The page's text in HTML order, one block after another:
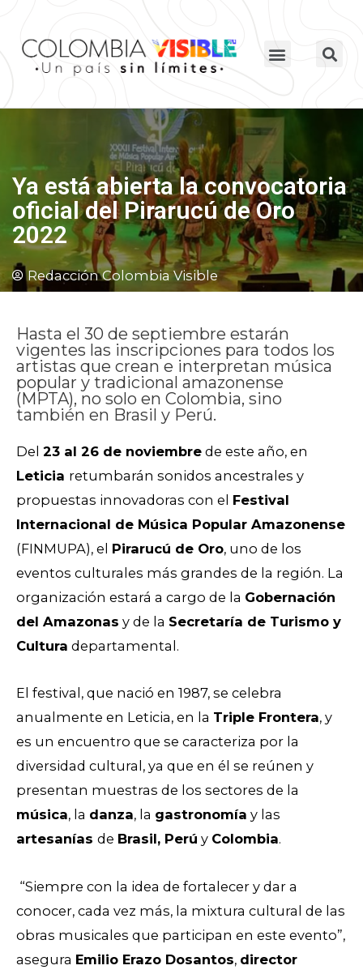
Ya está abierta la convocatoria
oficial del Pirarucú de Oro
2022
Redacción Colombia Visible
Hasta el 30 de septiembre estarán
vigentes las inscripciones para todos los
artistas que crean e interpretan música
popular y tradicional amazonense
(MPTA), no solo en Colombia, sino
también en Brasil y Perú.
Del 23 al 26 de noviembre de este año, en
Leticia retumbarán sonidos ancestrales y
propuestas innovadoras con el Festival
Internacional de Música Popular Amazonense
(FINMUPA), el Pirarucú de Oro, uno de los
eventos culturales más grandes de la región. La
organización estará a cargo de la Gobernación
del Amazonas y de la Secretaría de Turismo y
Cultura departamental.
El festival, que nació en 1987, se celebra
anualmente en Leticia, en la Triple Frontera, y
es un encuentro que se caracteriza por la
diversidad cultural, ya que en él se reúnen y
presentan muestras de los sectores de la
música, la danza, la gastronomía y las
artesanías de Brasil, Perú y Colombia.
“Siempre con la idea de fortalecer y dar a
conocer, cada vez más, la mixtura cultural de las
obras musicales que participan en este evento”,
asegura Emilio Erazo Dosantos, director